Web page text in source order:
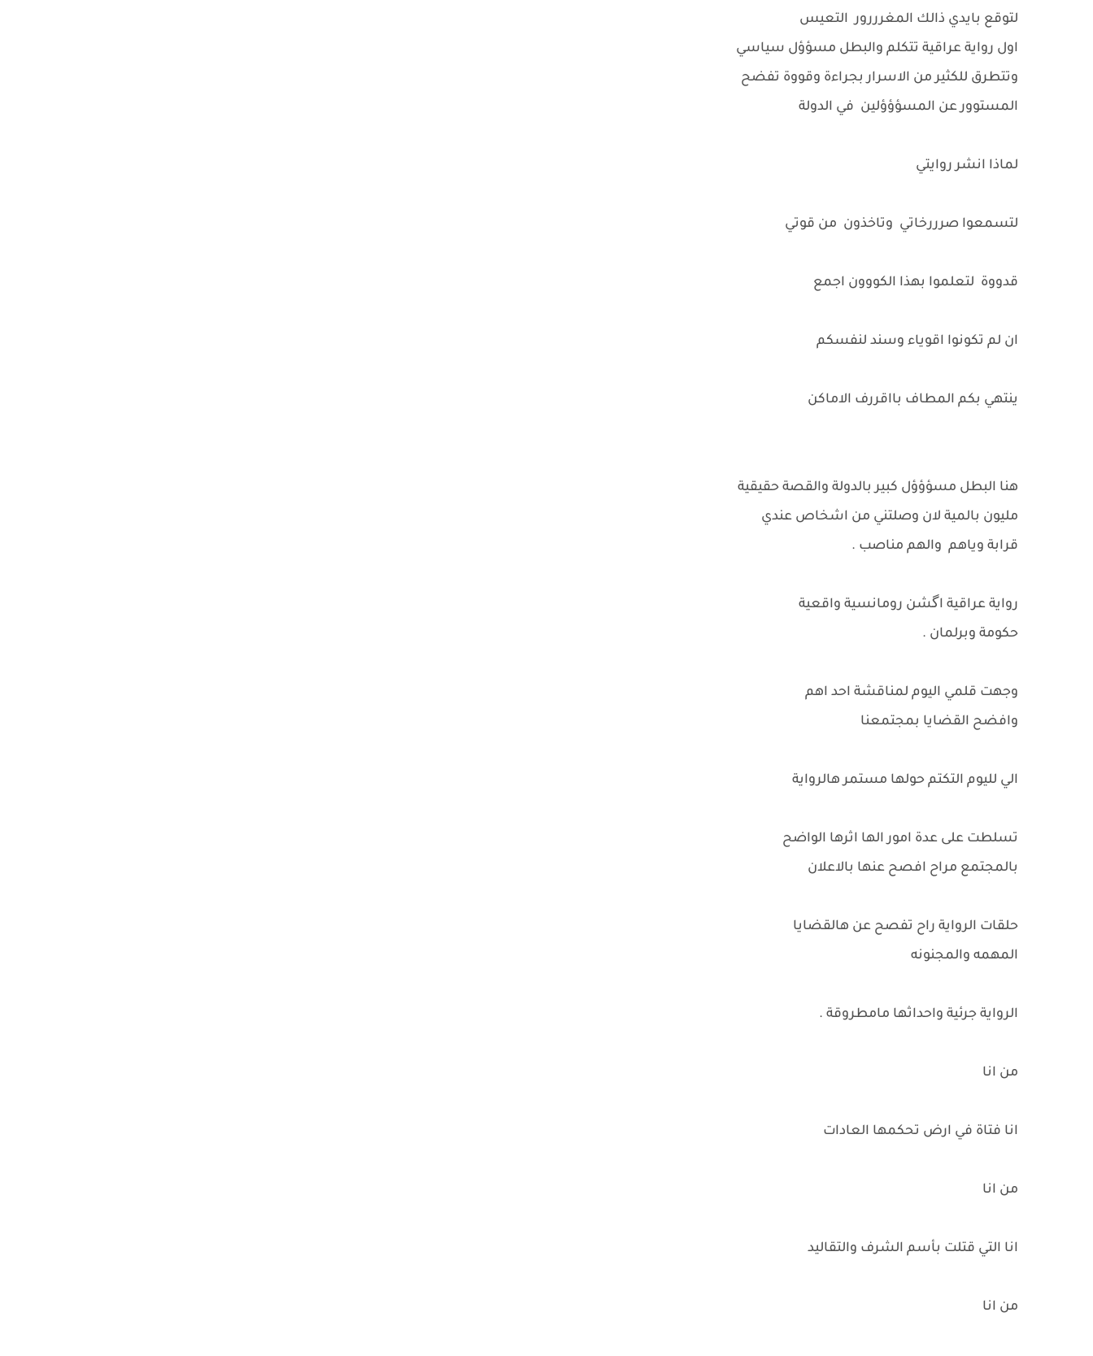
لتوقع بايدي ذالك المغرررور التعيس
اول رواية عراقية تتكلم والبطل مسؤؤل سياسي
وتتطرق للكثير من الاسرار بجراءة وقووة تفضح
المستوور عن المسؤؤؤلين في الدولة
لماذا انشر روايتي
لتسمعوا صرررخاتي وتاخذون من قوتي
قدووة لتعلموا بهذا الكووون اجمع
ان لم تكونوا اقوياء وسند لنفسكم
ينتهي بكم المطاف بااقررف الاماكن
هنا البطل مسؤؤؤل كبير بالدولة والقصة حقيقية
مليون بالمية لان وصلتني من اشخاص عندي
قرابة وياهم والهم مناصب .
رواية عراقية اگشن رومانسية واقعية
حكومة وبرلمان .
وجهت قلمي اليوم لمناقشة احد اهم
وافضح القضايا بمجتمعنا
الي لليوم التكتم حولها مستمر هالرواية
تسلطت على عدة امور الها اثرها الواضح
بالمجتمع مراح افصح عنها بالاعلان
حلقات الرواية راح تفصح عن هالقضايا
المهمه والمجنونه
الرواية جرئية واحداثها مامطروقة .
من انا
انا فتاة في ارض تحكمها العادات
من انا
انا التي قتلت بأسم الشرف والتقاليد
من انا